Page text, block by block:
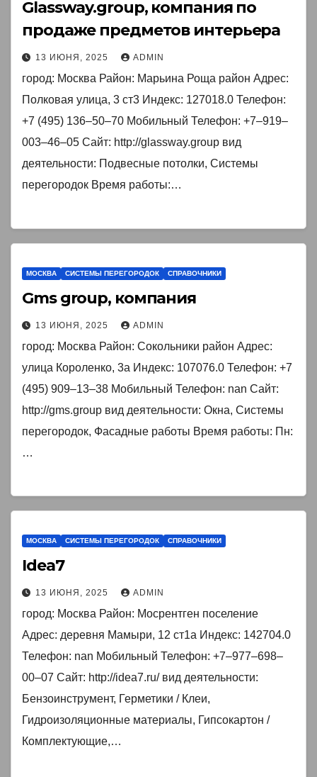
Glassway.group, компания по
продаже предметов интерьера
13 ИЮНЯ, 2025 ADMIN
город: Москва Район: Марьина Роща район Адрес:
Полковая улица, 3 ст3 Индекс: 127018.0 Телефон:
+7 (495) 136‒50‒70 Мобильный Телефон: +7‒919‒
003‒46‒05 Сайт: http://glassway.group вид
деятельности: Подвесные потолки, Системы
перегородок Время работы:…
МОСКВА СИСТЕМЫ ПЕРЕГОРОДОК СПРАВОЧНИКИ
Gms group, компания
13 ИЮНЯ, 2025 ADMIN
город: Москва Район: Сокольники район Адрес:
улица Короленко, 3а Индекс: 107076.0 Телефон: +7
(495) 909‒13‒38 Мобильный Телефон: nan Сайт:
http://gms.group вид деятельности: Окна, Системы
перегородок, Фасадные работы Время работы: Пн:
…
МОСКВА СИСТЕМЫ ПЕРЕГОРОДОК СПРАВОЧНИКИ
Idea7
13 ИЮНЯ, 2025 ADMIN
город: Москва Район: Мосрентген поселение
Адрес: деревня Мамыри, 12 ст1а Индекс: 142704.0
Телефон: nan Мобильный Телефон: +7‒977‒698‒
00‒07 Сайт: http://idea7.ru/ вид деятельности:
Бензоинструмент, Герметики / Клеи,
Гидроизоляционные материалы, Гипсокартон /
Комплектующие,…